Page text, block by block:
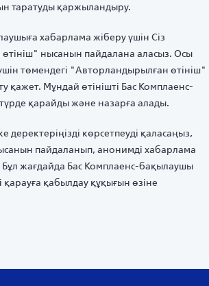
таратуды қаржыландыру.
хабарлама жіберу үшін Сіз
нысанын пайдалана аласыз. Осы
төмендегі "Авторландырылған өтініш"
қажет. Мұндай өтінішті Бас Комплаенс-
қарайды және назарға алады.
деректеріңізді көрсетпеуді қаласаңыз,
пайдаланып, анонимді хабарлама
Бұл жағдайда Бас Комплаенс-бақылаушы
қабылдау құқығын өзіне